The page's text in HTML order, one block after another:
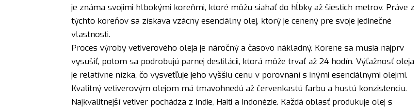
je známa svojimi hlbokými koreňmi, ktoré môžu siahať do hĺbky až šiestich metrov. Práve z
týchto koreňov sa získava vzácny esenciálny olej, ktorý je cenený pre svoje jedinečné
vlastnosti.
Proces výroby vetiverového oleja je náročný a časovo nákladný. Korene sa musia najprv
vysušiť, potom sa podrobujú parnej destilácii, ktorá môže trvať až 24 hodín. Výťažnosť oleja
je relatívne nízka, čo vysvetľuje jeho vyššiu cenu v porovnaní s inými esenciálnymi olejmi.
Kvalitný vetiverovým olejom má tmavohnedú až červenkastú farbu a hustú konzistenciu.
Najkvalitnejší vetiver pochádza z Indie, Haiti a Indonézie. Každá oblasť produkuje olej s